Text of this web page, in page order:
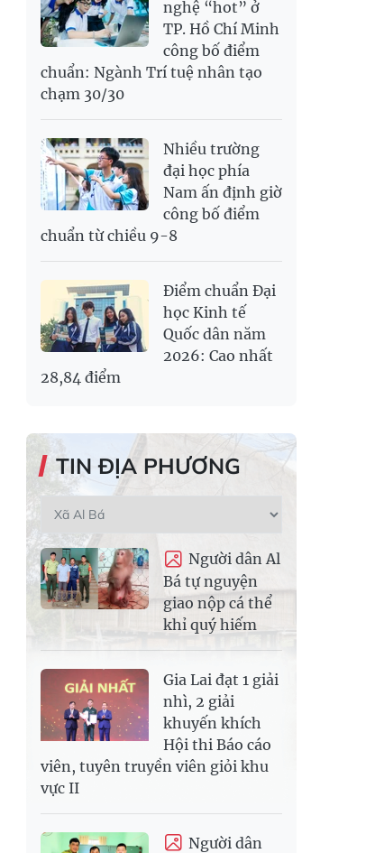
nghệ “hot” ở
TP. Hồ Chí Minh
công bố điểm
chuẩn: Ngành Trí tuệ nhân tạo
chạm 30/30
Nhiều trường
đại học phía
Nam ấn định giờ
công bố điểm
chuẩn từ chiều 9-8
Điểm chuẩn Đại
học Kinh tế
Quốc dân năm
2026: Cao nhất
28,84 điểm
TIN ĐỊA PHƯƠNG
Người dân Al
Bá tự nguyện
giao nộp cá thể
khỉ quý hiếm
Gia Lai đạt 1 giải
nhì, 2 giải
khuyến khích
Hội thi Báo cáo
viên, tuyên truyền viên giỏi khu
vực II
Người dân